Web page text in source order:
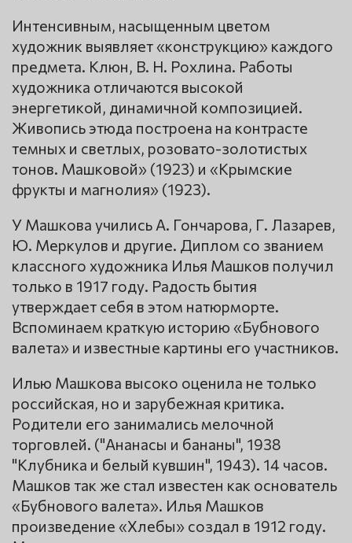
Интенсивным, насыщенным цветом
художник выявляет «конструкцию» каждого
предмета. Клюн, В. Н. Рохлина. Работы
художника отличаются высокой
энергетикой, динамичной композицией.
Живопись этюда построена на контрасте
темных и светлых, розовато-золотистых
тонов. Машковой» (1923) и «Крымские
фрукты и магнолия» (1923).
У Машкова учились А. Гончарова, Г. Лазарев,
Ю. Меркулов и другие. Диплом со званием
классного художника Илья Машков получил
только в 1917 году. Радость бытия
утверждает себя в этом натюрморте.
Вспоминаем краткую историю «Бубнового
валета» и известные картины его участников.
Илью Машкова высоко оценила не только
российская, но и зарубежная критика.
Родители его занимались мелочной
торговлей. ("Ананасы и бананы", 1938
"Клубника и белый кувшин", 1943). 14 часов.
Машков так же стал известен как основатель
«Бубнового валета». Илья Машков
произведение «Хлебы» создал в 1912 году.